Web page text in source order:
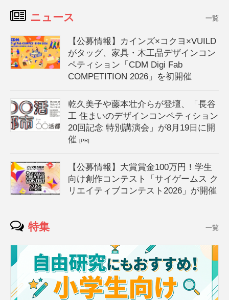
ニュース 一覧
【公募情報】カインズ×コクヨ×VUILD
がタッグ、家具・木工品デザインコン
ペティション「CDM Digi Fab
COMPETITION 2026」を初開催
乾久美子や藤本壮介らが登壇、「長谷
工 住まいのデザインコンペティション
20回記念 特別講演会」が8月19日に開
催[PR]
【公募情報】大賞賞金100万円！学生
向け創作コンテスト「サイゲームス ク
リエイティブコンテスト2026」が開催
特集 一覧